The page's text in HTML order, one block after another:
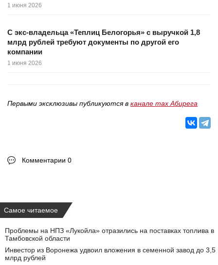
1 июня 2026
С экс-владельца «Теплиц Белогорья» с выручкой 1,8
млрд рублей требуют документы по другой его
компании
1 июня 2026
Первыми эксклюзивы публикуются в канале max Абирега
Комментарии 0
Самое читаемое
Проблемы на НПЗ «Лукойла» отразились на поставках топлива в
Тамбовской области
Инвестор из Воронежа удвоил вложения в семенной завод до 3,5
млрд рублей